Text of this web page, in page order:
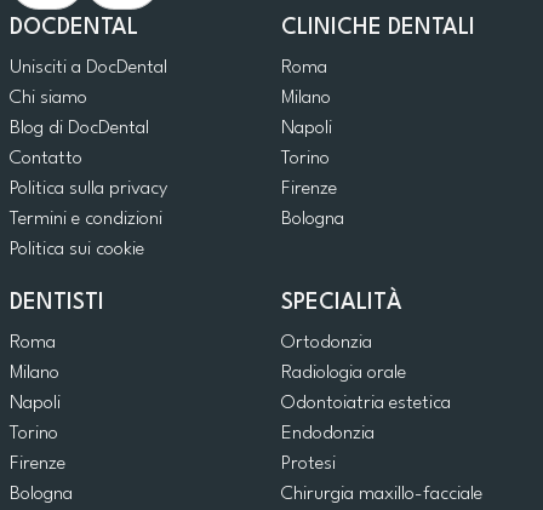
DOCDENTAL
Unisciti a DocDental
Chi siamo
Blog di DocDental
Contatto
Politica sulla privacy
Termini e condizioni
Politica sui cookie
CLINICHE DENTALI
Roma
Milano
Napoli
Torino
Firenze
Bologna
DENTISTI
Roma
Milano
Napoli
Torino
Firenze
Bologna
SPECIALITÀ
Ortodonzia
Radiologia orale
Odontoiatria estetica
Endodonzia
Protesi
Chirurgia maxillo-facciale